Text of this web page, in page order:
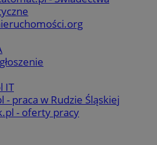
IT
- praca w Rudzie Śląskiej
- oferty pracy